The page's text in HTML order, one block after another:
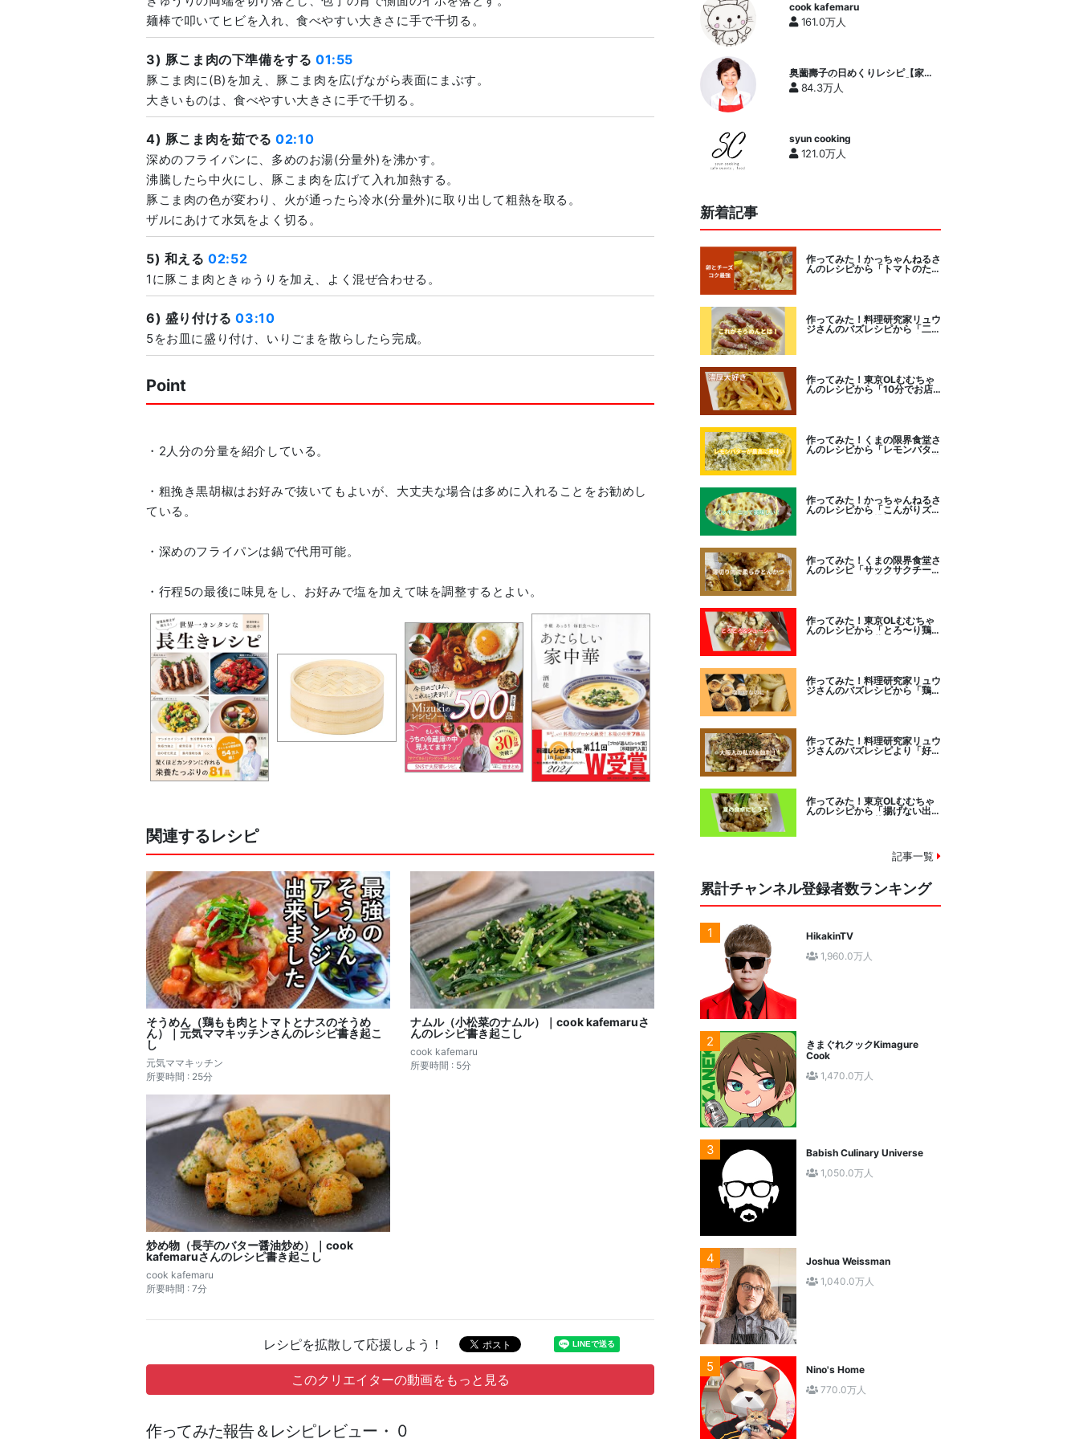
麺棒で叩いてヒビを入れ、食べやすい大きさに手で千切る。
3) 豚こま肉の下準備をする01:55
豚こま肉に(B)を加え、豚こま肉を広げながら表面にまぶす。
大きいものは、食べやすい大きさに手で千切る。
4) 豚こま肉を茹でる02:10
深めのフライパンに、多めのお湯(分量外)を沸かす。
沸騰したら中火にし、豚こま肉を広げて入れ加熱する。
豚こま肉の色が変わり、火が通ったら冷水(分量外)に取り出して粗熱を取る。
ザルにあけて水気をよく切る。
5) 和える02:52
1に豚こま肉ときゅうりを加え、よく混ぜ合わせる。
6) 盛り付ける03:10
5をお皿に盛り付け、いりごまを散らしたら完成。
Point
・2人分の分量を紹介している。
・粗挽き黒胡椒はお好みで抜いてもよいが、大丈夫な場合は多めに入れることをお勧めし
ている。
・深めのフライパンは鍋で代用可能。
関連するレシピ
そうめん（鶏もも肉とトマトとナスのそうめ
ん）｜元気ママキッチンさんのレシピ書き起こ
し
元気ママキッチン
所要時間 : 25分
ナムル（小松菜のナムル）｜cook kafemaruさ
んのレシピ書き起こし
cook kafemaru
所要時間 : 5分
炒め物（長芋のバター醤油炒め）｜cook
kafemaruさんのレシピ書き起こし
cook kafemaru
所要時間 : 7分
レシピを拡散して応援しよう！
このクリエイターの動画をもっと見る
作ってみた報告＆レシピレビュー・ 0
cook kafemaru
161.0万人
奥薗壽子の日めくりレシピ【家庭
料理研究家公式チャンネル】
84.3万人
syun cooking
121.0万人
新着記事
作ってみた！かっちゃんねるさ
んのレシピから「トマトのたま
作ってみた！料理研究家リュウ
ジさんのバズレシピから「二度
作ってみた！東京OLむむちゃ
んのレシピから「10分でお店
作ってみた！くまの限界食堂さ
んのレシピから「レモンバター
作ってみた！かっちゃんねるさ
んのレシピから「こんがりズッ
作ってみた！くまの限界食堂さ
んのレシピ「サックサクチーズ
作ってみた！東京OLむむちゃ
んのレシピから「とろ〜り鶏む
作ってみた！料理研究家リュウ
ジさんのバズレシピから「鶏の
作ってみた！料理研究家リュウ
ジさんのバズレシピより「好み
作ってみた！東京OLむむちゃ
んのレシピから「揚げない出汁
記事一覧
累計チャンネル登録者数ランキング
1
HikakinTV
1,960.0万人
2
きまぐれクックKimagure
Cook
1,470.0万人
3
Babish Culinary Universe
1,050.0万人
4
Joshua Weissman
1,040.0万人
5
Nino's Home
770.0万人